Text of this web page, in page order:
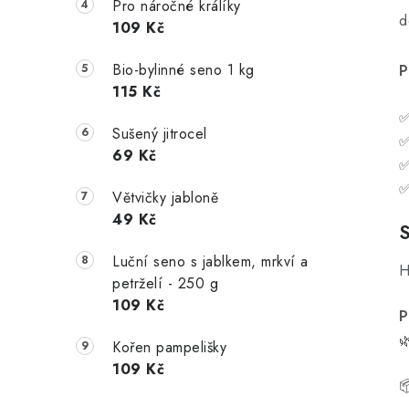
Pro náročné králíky
109 Kč
Bio-bylinné seno 1 kg
115 Kč
Sušený jitrocel
69 Kč
Větvičky jabloně
49 Kč
Luční seno s jablkem, mrkví a
petrželí - 250 g
109 Kč
Kořen pampelišky
109 Kč